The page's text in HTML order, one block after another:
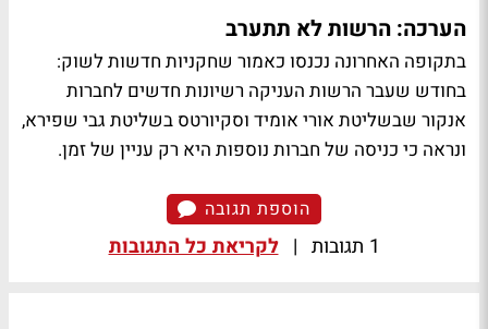
הערכה: הרשות לא תתערב
בתקופה האחרונה נכנסו כאמור שחקניות חדשות לשוק:
בחודש שעבר הרשות העניקה רשיונות חדשים לחברות
אנקור שבשליטת אורי אומיד וסקיורטס בשליטת גבי שפירא,
ונראה כי כניסה של חברות נוספות היא רק עניין של זמן.
הוספת תגובה
1 תגובות | לקריאת כל התגובות